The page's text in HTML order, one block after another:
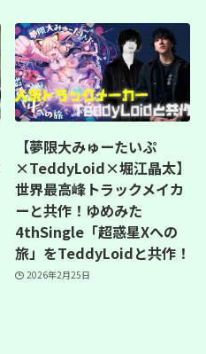
【夢限大みゅーたいぷ
×TeddyLoid×堀江晶太】
世界最高峰トラックメイカ
ーと共作！ゆめみた
4thSingle「超惑星Xへの
旅」をTeddyLoidと共作！
2026年2月25日